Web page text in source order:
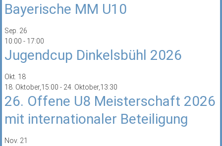
Bayerische MM U10
Sep. 26
10:00 - 17:00
Jugendcup Dinkelsbühl 2026
Okt. 18
18. Oktober,15:00 - 24. Oktober,13:30
26. Offene U8 Meisterschaft 2026
mit internationaler Beteiligung
Nov. 21